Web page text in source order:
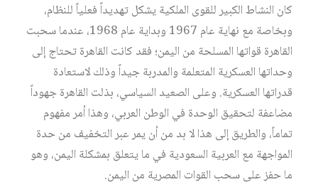
كان النشاط الكبير للقوى الملكية يشكل تهديداً فعلياً للنظام،
وبخاصة مع نهاية عام 1967 وبداية عام 1968، عندما سحبت
القاهرة قواتها المسلحة من اليمن؛ فقد كانت القاهرة تحتاج إلى
وحداتها العسكرية المتعلمة والمدربة جيداً وذلك لاستعادة
قدراتها العسكرية. وعلى الصعيد السياسي، بذلت القاهرة جهوداً
مضاعفة لتحقيق الوحدة في الوطن العربي، وهذا أمر مفهوم
تماماً، والطريق إلى هذا لا بد من أن يمر عبر التخفيف من حدة
المواجهة مع العربية السعودية في ما يتعلق بمشكلة اليمن، وهو
ما حفز على سحب القوات المصرية من اليمن.